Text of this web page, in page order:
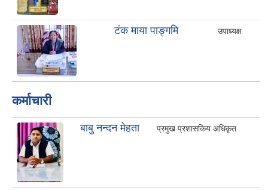
टंक माया पाङ्गमि उपाध्यक्ष
कर्माचारी
बाबु नन्दन मेहता प्रमुख प्रशासकिय अधिकृत